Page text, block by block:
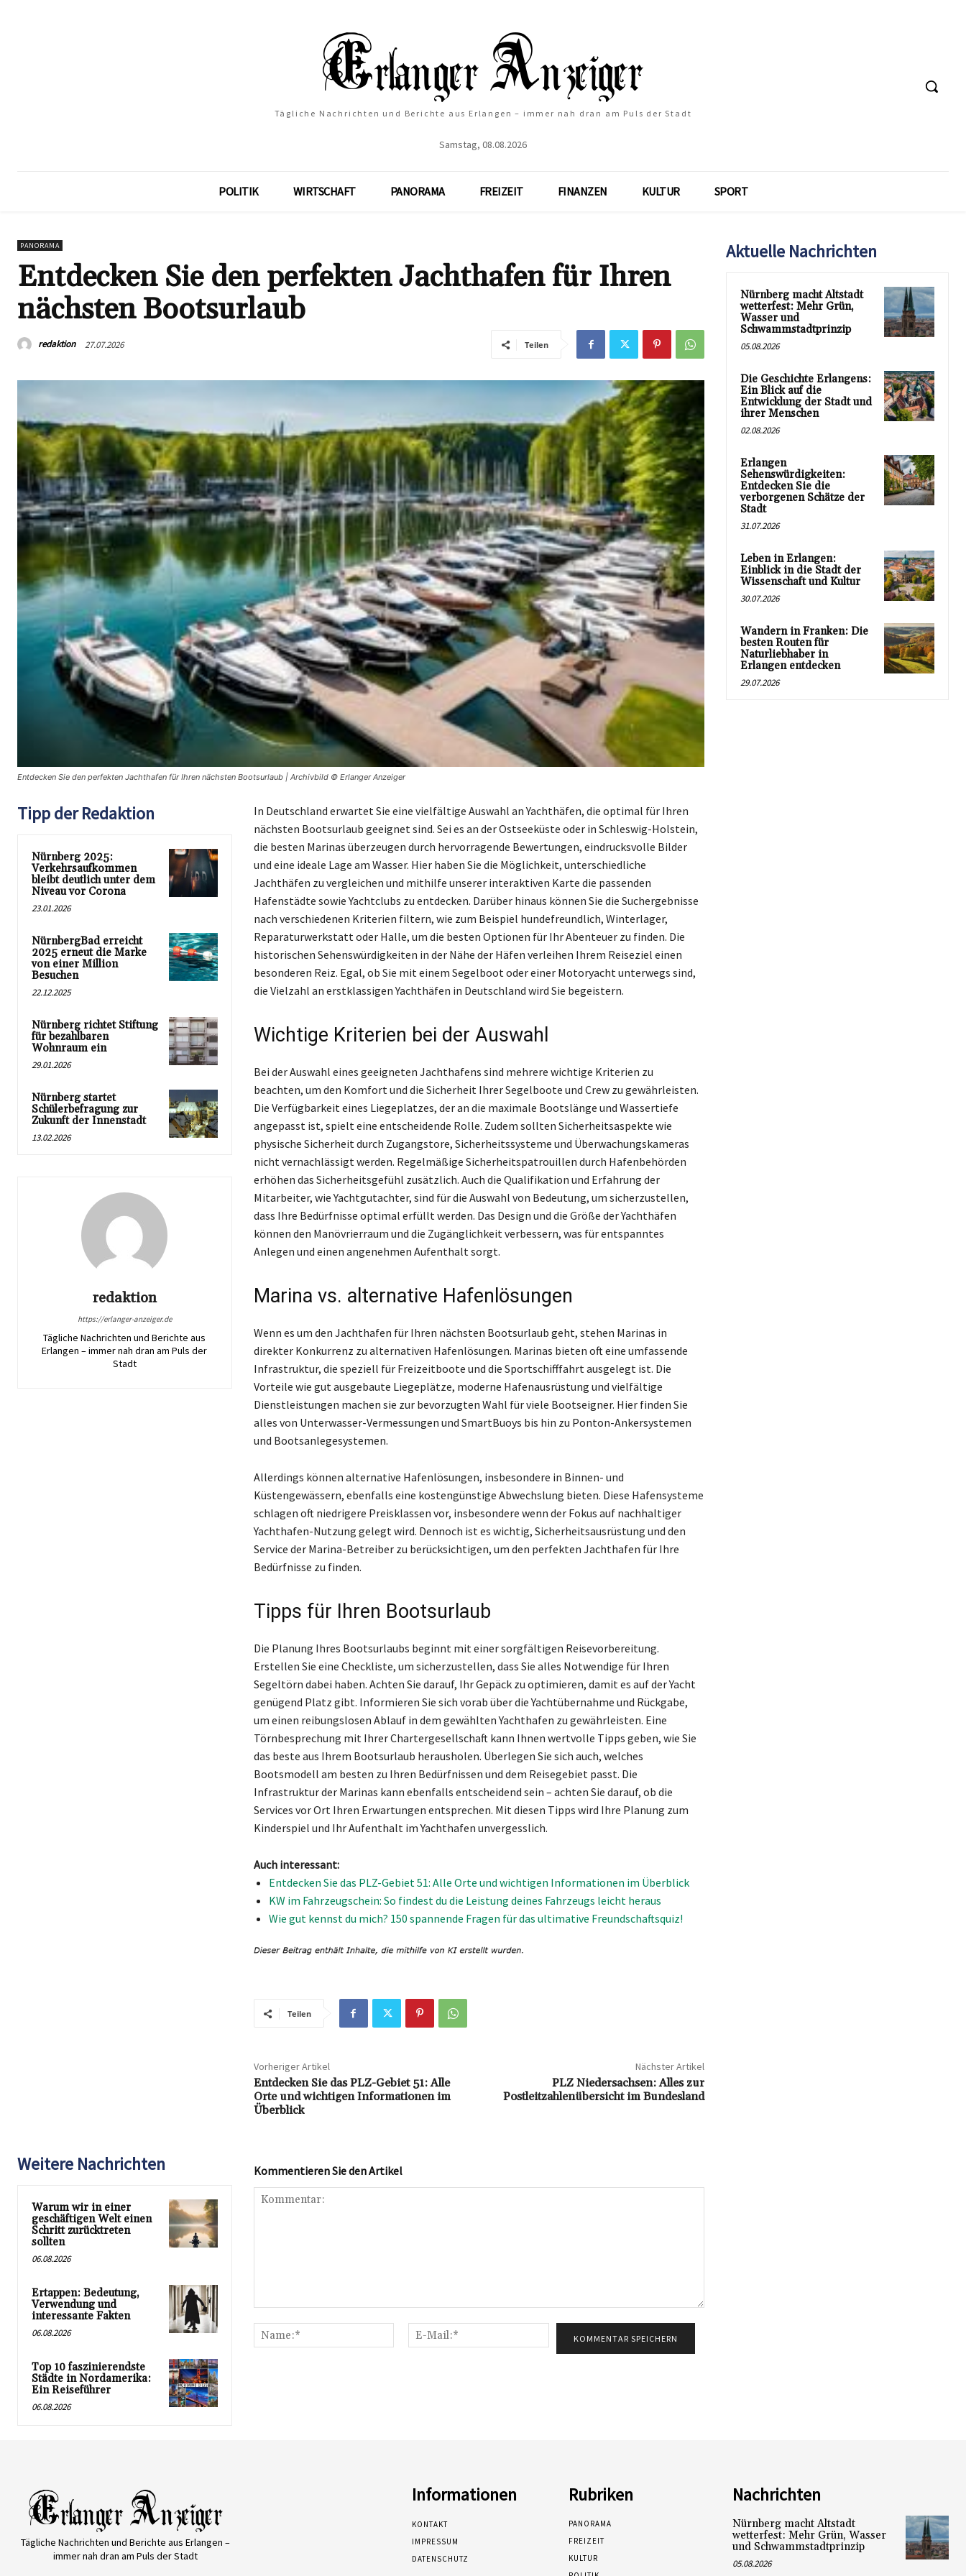
Tägliche Nachrichten und Berichte aus Erlangen – immer nah dran am Puls der Stadt
Samstag, 08.08.2026
POLITIK WIRTSCHAFT PANORAMA FREIZEIT FINANZEN KULTUR SPORT
PANORAMA
Entdecken Sie den perfekten Jachthafen für Ihren
nächsten Bootsurlaub
redaktion 27.07.2026 Teilen
Entdecken Sie den perfekten Jachthafen für Ihren nächsten Bootsurlaub | Archivbild © Erlanger Anzeiger
Tipp der Redaktion
Nürnberg 2025:
Verkehrsaufkommen
bleibt deutlich unter dem
Niveau vor Corona
23.01.2026
NürnbergBad erreicht
2025 erneut die Marke
von einer Million
Besuchen
22.12.2025
Nürnberg richtet Stiftung
für bezahlbaren
Wohnraum ein
29.01.2026
Nürnberg startet
Schülerbefragung zur
Zukunft der Innenstadt
13.02.2026
redaktion
https://erlanger-anzeiger.de
Tägliche Nachrichten und Berichte aus
Erlangen – immer nah dran am Puls der
Stadt
In Deutschland erwartet Sie eine vielfältige Auswahl an Yachthäfen, die optimal für Ihren
nächsten Bootsurlaub geeignet sind. Sei es an der Ostseeküste oder in Schleswig-Holstein,
die besten Marinas überzeugen durch hervorragende Bewertungen, eindrucksvolle Bilder
und eine ideale Lage am Wasser. Hier haben Sie die Möglichkeit, unterschiedliche
Jachthäfen zu vergleichen und mithilfe unserer interaktiven Karte die passenden
Hafenstädte sowie Yachtclubs zu entdecken. Darüber hinaus können Sie die Suchergebnisse
nach verschiedenen Kriterien filtern, wie zum Beispiel hundefreundlich, Winterlager,
Reparaturwerkstatt oder Halle, um die besten Optionen für Ihr Abenteuer zu finden. Die
historischen Sehenswürdigkeiten in der Nähe der Häfen verleihen Ihrem Reiseziel einen
besonderen Reiz. Egal, ob Sie mit einem Segelboot oder einer Motoryacht unterwegs sind,
die Vielzahl an erstklassigen Yachthäfen in Deutschland wird Sie begeistern.
Wichtige Kriterien bei der Auswahl
Bei der Auswahl eines geeigneten Jachthafens sind mehrere wichtige Kriterien zu
beachten, um den Komfort und die Sicherheit Ihrer Segelboote und Crew zu gewährleisten.
Die Verfügbarkeit eines Liegeplatzes, der an die maximale Bootslänge und Wassertiefe
angepasst ist, spielt eine entscheidende Rolle. Zudem sollten Sicherheitsaspekte wie
physische Sicherheit durch Zugangstore, Sicherheitssysteme und Überwachungskameras
nicht vernachlässigt werden. Regelmäßige Sicherheitspatrouillen durch Hafenbehörden
erhöhen das Sicherheitsgefühl zusätzlich. Auch die Qualifikation und Erfahrung der
Mitarbeiter, wie Yachtgutachter, sind für die Auswahl von Bedeutung, um sicherzustellen,
dass Ihre Bedürfnisse optimal erfüllt werden. Das Design und die Größe der Yachthäfen
können den Manövrierraum und die Zugänglichkeit verbessern, was für entspanntes
Anlegen und einen angenehmen Aufenthalt sorgt.
Marina vs. alternative Hafenlösungen
Wenn es um den Jachthafen für Ihren nächsten Bootsurlaub geht, stehen Marinas in
direkter Konkurrenz zu alternativen Hafenlösungen. Marinas bieten oft eine umfassende
Infrastruktur, die speziell für Freizeitboote und die Sportschifffahrt ausgelegt ist. Die
Vorteile wie gut ausgebaute Liegeplätze, moderne Hafenausrüstung und vielfältige
Dienstleistungen machen sie zur bevorzugten Wahl für viele Bootseigner. Hier finden Sie
alles von Unterwasser-Vermessungen und SmartBuoys bis hin zu Ponton-Ankersystemen
und Bootsanlegesystemen.
Allerdings können alternative Hafenlösungen, insbesondere in Binnen- und
Küstengewässern, ebenfalls eine kostengünstige Abwechslung bieten. Diese Hafensysteme
schlagen oft niedrigere Preisklassen vor, insbesondere wenn der Fokus auf nachhaltiger
Yachthafen-Nutzung gelegt wird. Dennoch ist es wichtig, Sicherheitsausrüstung und den
Service der Marina-Betreiber zu berücksichtigen, um den perfekten Jachthafen für Ihre
Bedürfnisse zu finden.
Tipps für Ihren Bootsurlaub
Die Planung Ihres Bootsurlaubs beginnt mit einer sorgfältigen Reisevorbereitung.
Erstellen Sie eine Checkliste, um sicherzustellen, dass Sie alles Notwendige für Ihren
Segeltörn dabei haben. Achten Sie darauf, Ihr Gepäck zu optimieren, damit es auf der Yacht
genügend Platz gibt. Informieren Sie sich vorab über die Yachtübernahme und Rückgabe,
um einen reibungslosen Ablauf in dem gewählten Yachthafen zu gewährleisten. Eine
Törnbesprechung mit Ihrer Chartergesellschaft kann Ihnen wertvolle Tipps geben, wie Sie
das beste aus Ihrem Bootsurlaub herausholen. Überlegen Sie sich auch, welches
Bootsmodell am besten zu Ihren Bedürfnissen und dem Reisegebiet passt. Die
Infrastruktur der Marinas kann ebenfalls entscheidend sein – achten Sie darauf, ob die
Services vor Ort Ihren Erwartungen entsprechen. Mit diesen Tipps wird Ihre Planung zum
Kinderspiel und Ihr Aufenthalt im Yachthafen unvergesslich.
Auch interessant:
Entdecken Sie das PLZ-Gebiet 51: Alle Orte und wichtigen Informationen im Überblick
KW im Fahrzeugschein: So findest du die Leistung deines Fahrzeugs leicht heraus
Wie gut kennst du mich? 150 spannende Fragen für das ultimative Freundschaftsquiz!
Teilen
Vorheriger Artikel
Entdecken Sie das PLZ-Gebiet 51: Alle
Orte und wichtigen Informationen im
Überblick
Nächster Artikel
PLZ Niedersachsen: Alles zur
Postleitzahlenübersicht im Bundesland
Weitere Nachrichten
Warum wir in einer
geschäftigen Welt einen
Schritt zurücktreten
sollten
06.08.2026
Ertappen: Bedeutung,
Verwendung und
interessante Fakten
06.08.2026
Top 10 faszinierendste
Städte in Nordamerika:
Ein Reiseführer
06.08.2026
Kommentieren Sie den Artikel
Name:*
Mail:*
Aktuelle Nachrichten
Nürnberg macht Altstadt
wetterfest: Mehr Grün,
Wasser und
Schwammstadtprinzip
05.08.2026
Die Geschichte Erlangens:
Ein Blick auf die
Entwicklung der Stadt und
ihrer Menschen
02.08.2026
Erlangen
Sehenswürdigkeiten:
Entdecken Sie die
verborgenen Schätze der
Stadt
31.07.2026
Leben in Erlangen:
Einblick in die Stadt der
Wissenschaft und Kultur
30.07.2026
Wandern in Franken: Die
besten Routen für
Naturliebhaber in
Erlangen entdecken
29.07.2026
Tägliche Nachrichten und Berichte aus Erlangen –
immer nah dran am Puls der Stadt
Informationen
KONTAKT
IMPRESSUM
DATENSCHUTZ
Rubriken
PANORAMA
FREIZEIT
KULTUR
Nachrichten
Nürnberg macht Altstadt
wetterfest: Mehr Grün, Wasser
und Schwammstadtprinzip
05.08.2026